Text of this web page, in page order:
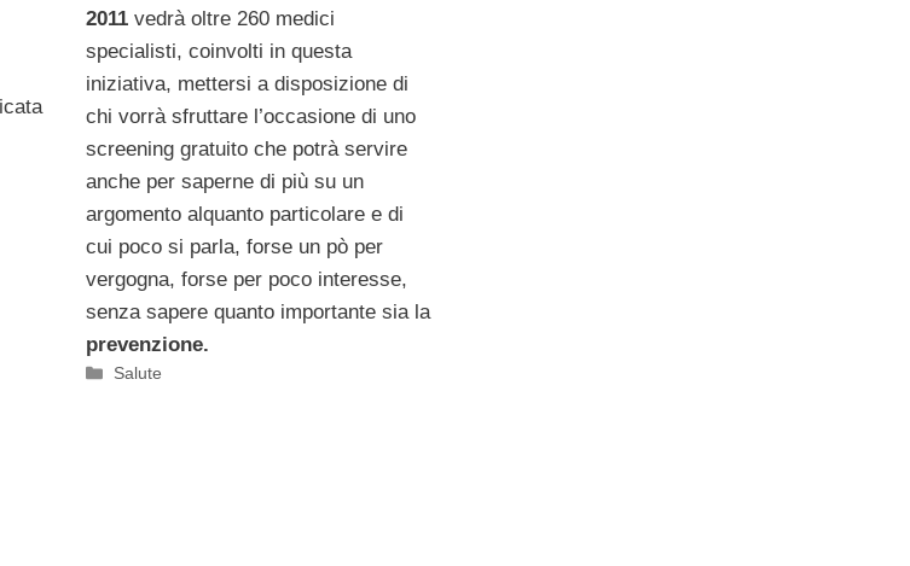
2011vedrà oltre 260 medici
specialisti, coinvolti in questa
iniziativa, mettersi a disposizione di
chi vorrà sfruttare l’occasione di uno
screening gratuito che potrà servire
anche per saperne di più su un
argomento alquanto particolare e di
cui poco si parla, forse un pò per
vergogna, forse per poco interesse,
senza sapere quanto importante sia la
prevenzione.
Categorie
Salute